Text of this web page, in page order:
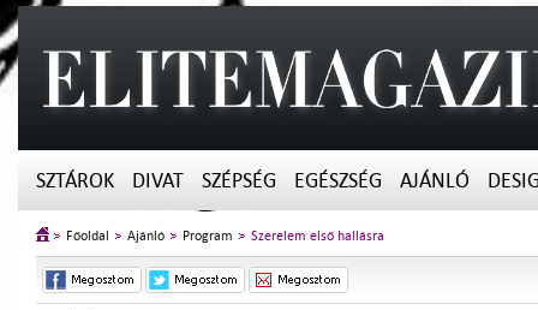
SZTÁROK DIVAT SZÉPSÉG EGÉSZSÉG AJÁNLÓ
Főoldal Ajánló Program Szerelem első hallásra